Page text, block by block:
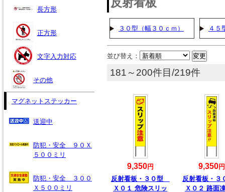
３０型（幅３０ｃｍ） ４５
並び替え：
181～200件目/219件
9,350円
反射看板・３０型
Ｘ０１ 危険スリッ
9,350円
反射看板・
Ｘ０２ 路面
長方形
正方形
文字入力対応
その他
マグネットステッカー
送迎中
防犯・安全 ９０Ｘ
５００ミリ
防犯・安全 ３００
Ｘ５００ミリ